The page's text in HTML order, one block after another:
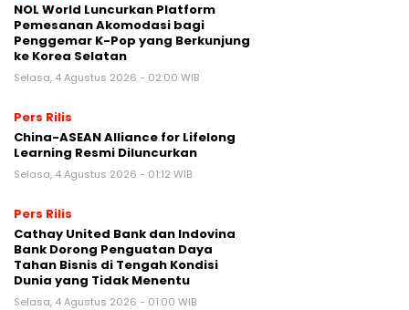
NOL World Luncurkan Platform
Pemesanan Akomodasi bagi
Penggemar K-Pop yang Berkunjung
ke Korea Selatan
Selasa, 4 Agustus 2026 - 02:00 WIB
Pers Rilis
China-ASEAN Alliance for Lifelong
Learning Resmi Diluncurkan
Selasa, 4 Agustus 2026 - 01:12 WIB
Pers Rilis
Cathay United Bank dan Indovina
Bank Dorong Penguatan Daya
Tahan Bisnis di Tengah Kondisi
Dunia yang Tidak Menentu
Selasa, 4 Agustus 2026 - 01:00 WIB